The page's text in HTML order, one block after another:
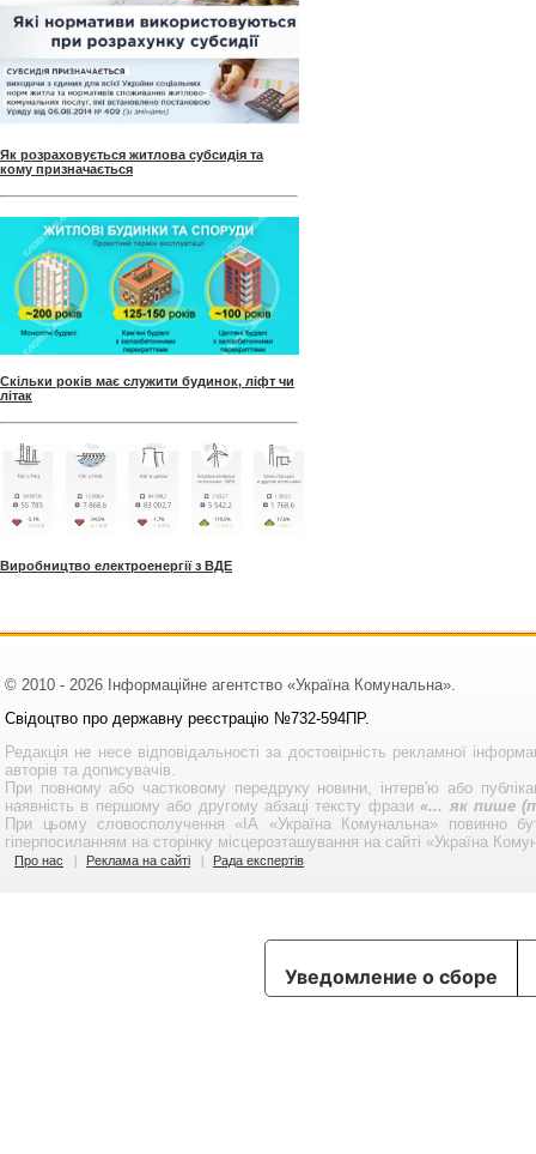
Як розраховується житлова субсидія та
кому призначається
Скільки років має служити будинок, ліфт чи
літак
Виробництво електроенергії з ВДЕ
© 2010 - 2026 Інформаційне агентство «Україна Комунальна».
Свідоцтво про державну реєстрацію №732-594ПР.
Редакція не несе відповідальності за достовірність рекламної
авторів та дописувачів.
При повному або частковому передруку новини, інтерв'ю або
наявність в першому або другому абзаці тексту фрази«... як пише
При цьому словосполучення «ІА «Україна Комунальна» повинно
гіперпосиланням на сторінку місцерозташування на сайті «Україна
Про нас Реклама на сайті Рада експертів
Уведомление о сборе